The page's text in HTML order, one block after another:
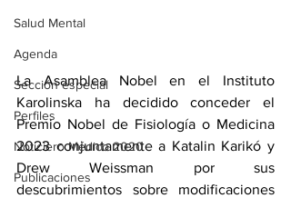
Salud Mental
Agenda
Sección especial
Perfiles
Noticiero Médico 2020
Publicaciones
La Asamblea Nobel en el Instituto
Karolinska ha decidido conceder el
Premio Nobel de Fisiología o Medicina
2023 conjuntamente a Katalin Karikó y
Drew Weissman por sus
descubrimientos sobre modificaciones